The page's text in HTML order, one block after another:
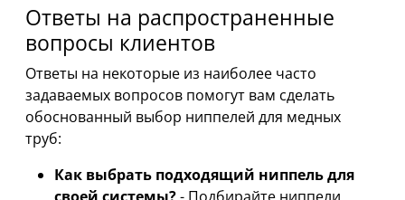
Ответы на распространенные
вопросы клиентов
Ответы на некоторые из наиболее часто
задаваемых вопросов помогут вам сделать
обоснованный выбор ниппелей для медных
труб:
Как выбрать подходящий ниппель для
своей системы?- Подбирайте ниппели